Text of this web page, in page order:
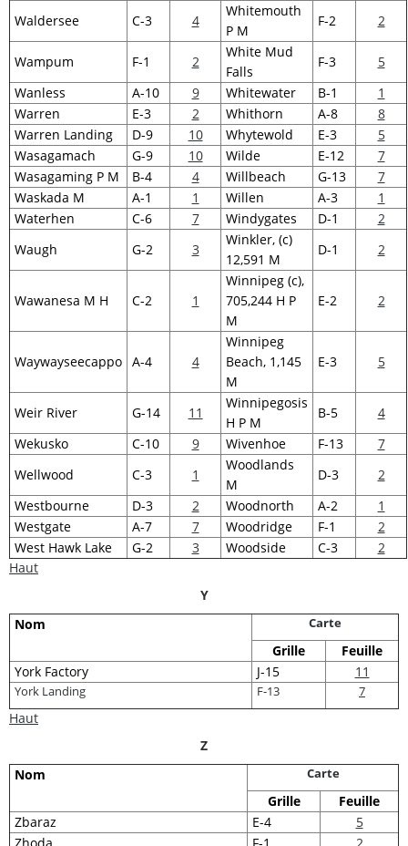
Waldersee
C-3 4
Whitemouth
P M
F-2 2
Wampum F-1 2
White Mud
Falls
F-3
5
Wanless
A-10 9 Whitewater B-1
1
Warren
E-3 2 Whithorn A-8
8
Warren Landing
D-9 10 Whytewold E-3
5
Wasagamach
G-9 10 Wilde E-12
7
Wasagaming P M
B-4 4 Willbeach G-13
7
Waskada M
A-1 1 Willen A-3
1
Waterhen
C-6 7 Windygates D-1
2
Waugh
G-2 3
Winkler, (c)
12,591 M
D-1 2
Wawanesa M H C-2 1
Winnipeg (c),
705,244 H P
M
E-2 2
Waywayseecappo A-4 4
Winnipeg
Beach, 1,145
M
E-3 5
Weir River G-14 11
Winnipegosis
H P M
B-5
4
Wekusko
C-10 9 Wivenhoe F-13
7
Wellwood
C-3 1
Woodlands
M
D-3
2
Westbourne
D-3 2 Woodnorth A-2
1
Westgate
A-7 7 Woodridge F-1
2
West Hawk Lake
G-2 3 Woodside C-3
2
Haut
Y
Nom
Carte
Grille
Feuille
York Factory
J-15 11
York Landing F-13 7
Haut
Z
Nom
Carte
Grille
Feuille
Zbaraz
E-4
5